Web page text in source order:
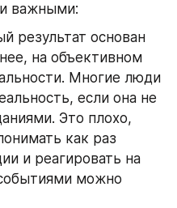
важными:
результат основан
на объективном
Многие люди
если она не
Это плохо,
как раз
и реагировать на
можно